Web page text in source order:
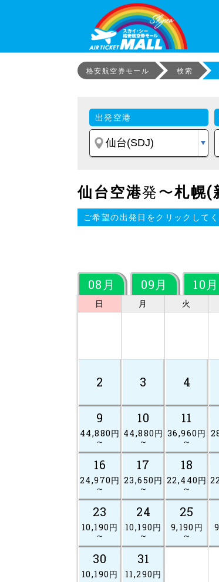
格安航空券モール 検索
出発空港
仙台空港発〜札幌(
ご希望の出発日をクリックして
08月 09月 10月
日 月 火
2 3 4
9
44,880円
～
10
44,880円
～
11
36,960円
～
16
24,970円
～
17
23,650円
～
18
22,440円
～
23
10,190円
～
24
10,190円
～
25
9,190円
～
30
10,190円
31
11,290円